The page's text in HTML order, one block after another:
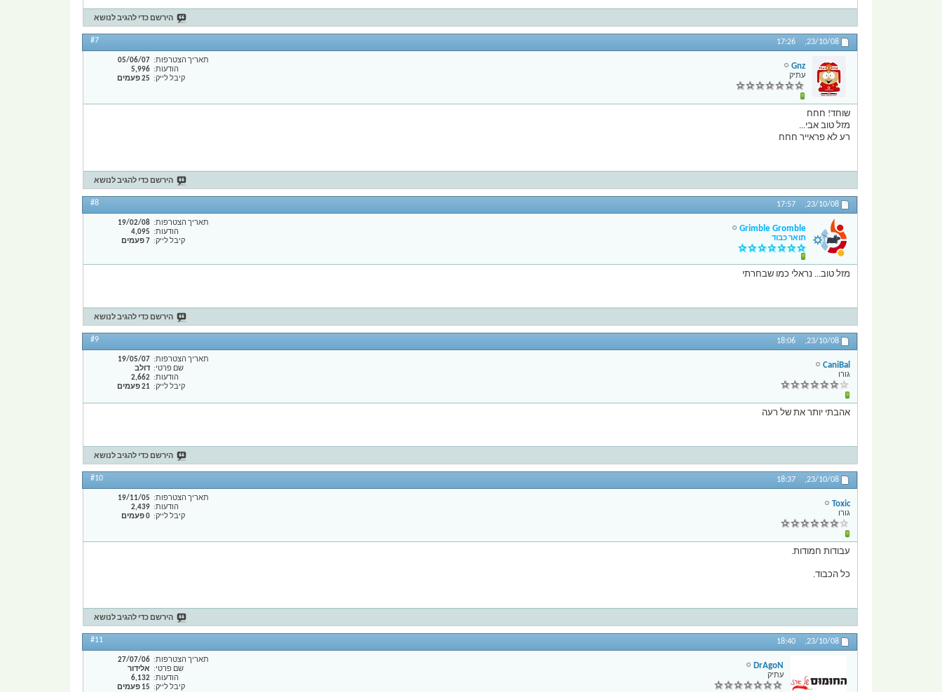
הירשם כדי להגיב לנושא
23/10/08,
17:26
#7
Gnz
עתיק
תאריך הצטרפות
05/06/07
הודעות
5,996
קיבל לייק
25 פעמים
שוחד! חחח
מזל טוב אבי...
רע לא פראייר חחח
הירשם כדי להגיב לנושא
23/10/08,
17:57
#8
Grimble Gromble
תואר כבוד
תאריך הצטרפות
19/02/08
הודעות
4,095
קיבל לייק
7 פעמים
מזל טוב... נראלי כמו שבחרתי
הירשם כדי להגיב לנושא
23/10/08,
18:06
#9
CaniBal
גורו
תאריך הצטרפות
19/05/07
שם פרטי
דולב
הודעות
2,662
קיבל לייק
21 פעמים
אהבתי יותר את של רעה
הירשם כדי להגיב לנושא
23/10/08,
18:37
#10
Toxic
גורו
תאריך הצטרפות
19/11/05
הודעות
2,439
קיבל לייק
0 פעמים
עבודות חמודות.
כל הכבוד.
הירשם כדי להגיב לנושא
23/10/08,
18:40
#11
DrAgoN
עתיק
תאריך הצטרפות
27/07/06
שם פרטי
אלידור
הודעות
6,132
קיבל לייק
15 פעמים